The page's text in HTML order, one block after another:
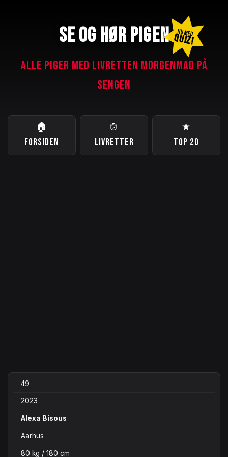
SE OG HØR PIGEN NU MED
QUIZ!
ALLE PIGER MED LIVRETTEN MORGENMAD PÅ
SENGEN
🏠
FORSIDEN
🍲
LIVRETTER
★
TOP 20
49
2023
Alexa Bisous
Aarhus
80 kg / 180 cm